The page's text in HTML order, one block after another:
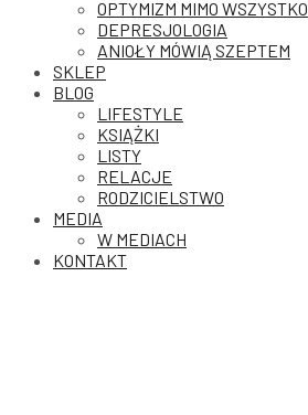
OPTYMIZM MIMO WSZYSTKO
DEPRESJOLOGIA
ANIOŁY MÓWIĄ SZEPTEM
SKLEP
BLOG
LIFESTYLE
KSIĄŻKI
LISTY
RELACJE
RODZICIELSTWO
MEDIA
W MEDIACH
KONTAKT